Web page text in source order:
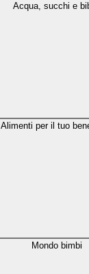
Acqua, succhi e
Alimenti per il tuo
Mondo bimbi